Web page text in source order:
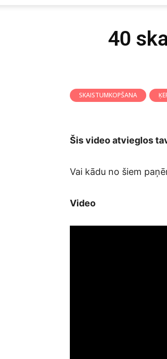
40
SKAISTUMKOPŠANA
Šis video atvieglos
Vai kādu no šiem
Video